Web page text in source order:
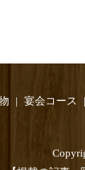
宴会コース